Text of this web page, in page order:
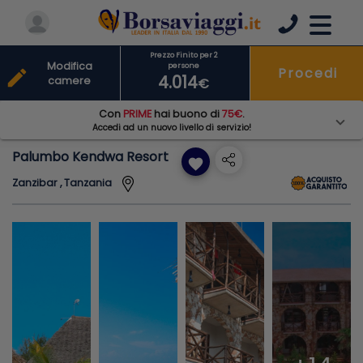
Palumbo Kendwa Resort favorite
Zanzibar , Tanzania
Prezzo Finito per 2
persone
4.014€
Procedi
edit
Modifica
camere
Con PRIME hai buono di75€.
Accedi ad un nuovo livello di servizio!